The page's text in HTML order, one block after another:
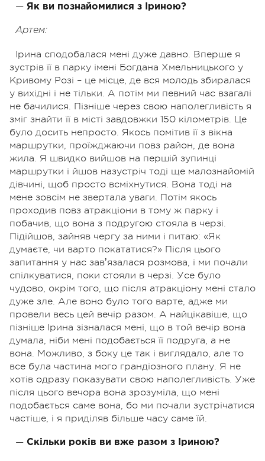
— Як ви познайомилися з Іриною?
Артем:
Ірина сподобалася мені дуже давно. Вперше я
зустрів її в парку імені Богдана Хмельницького у
Кривому Розі – це місце, де вся молодь збиралася
у вихідні і не тільки. А потім ми певний час взагалі
не бачилися. Пізніше через свою наполегливість я
зміг знайти її в місті завдовжки 150 кілометрів. Це
було досить непросто. Якось помітив її з вікна
маршрутки, проїжджаючи повз район, де вона
жила. Я швидко вийшов на першій зупинці
маршрутки і йшов назустріч тоді ще малознайомій
дівчині, щоб просто всміхнутися. Вона тоді на
мене зовсім не звертала уваги. Потім якось
проходив повз атракціони в тому ж парку і
побачив, що вона з подругою стояла в черзі.
Підійшов, зайняв чергу за ними і питаю: «Як
думаєте, чи варто покататися?» Після цього
запитання у нас завʼязалася розмова, і ми почали
спілкуватися, поки стояли в черзі. Усе було
чудово, окрім того, що після атракціону мені стало
дуже зле. Але воно було того варте, адже ми
провели весь цей вечір разом. А найцікавіше, що
пізніше Ірина зізналася мені, що в той вечір вона
думала, ніби мені подобається її подруга, а не
вона. Можливо, з боку це так і виглядало, але то
все була частина мого грандіозного плану. Я не
хотів одразу показувати свою наполегливість. Уже
після цього вечора вона зрозуміла, що мені
подобається саме вона, бо ми почали зустрічатися
частіше, і я приділяв більше часу саме їй.
— Скільки років ви вже разом з Іриною?